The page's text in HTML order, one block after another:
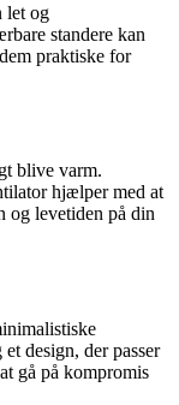
let og
standere kan
praktiske for
blive varm.
hjælper med at
og levetiden på din
design, der passer
gå på kompromis